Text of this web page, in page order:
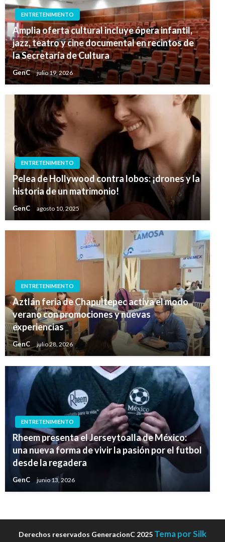
ENTRETENIMIENTO
Amplia oferta cultural incluye ópera infantil,
jazz, teatro y cine documental en recintos de
la Secretaría de Cultura
GenC julio 19, 2026
ENTRETENIMIENTO
Pelea de Hollywood contra lobos: ¡drones y la
historia de un matrimonio!
GenC agosto 10, 2025
ENTRETENIMIENTO
Aztlán feria de Chapultepec activa el modo
verano con promociones y nuevas
experiencias
GenC julio 28, 2026
ENTRETENIMIENTO
Rheem presenta el Jerseytoalla de México:
una nueva forma de vivir la pasión por el futbol
desde la regadera
GenC junio 13, 2026
Derechos reservados GeneracionC 2025 Tema por Silk